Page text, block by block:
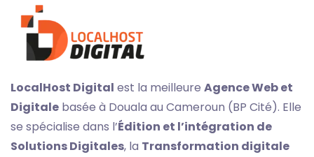
LocalHost Digital est la meilleure Agence Web et
Digitale basée à Douala au Cameroun (BP Cité). Elle
se spécialise dans l’Édition et l’intégration de
Solutions Digitales, la Transformation digitale